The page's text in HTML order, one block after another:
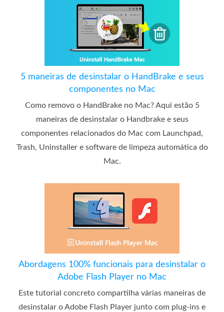
5 maneiras de desinstalar o HandBrake e seus
componentes no Mac
Como removo o HandBrake no Mac? Aqui estão 5
maneiras de desinstalar o Handbrake e seus
componentes relacionados do Mac com Launchpad,
Trash, Uninstaller e software de limpeza automática do
Mac.
Abordagens 100% funcionais para desinstalar o
Adobe Flash Player no Mac
Este tutorial concreto compartilha várias maneiras de
desinstalar o Adobe Flash Player junto com plug-ins e